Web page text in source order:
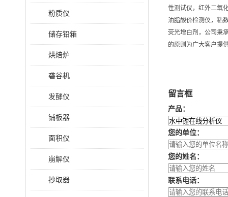
粉质仪
储存铅箱
烘焙炉
砻谷机
发酵仪
铺板器
面积仪
崩解仪
抄取器
性测试仪，红外二氧
油脂酸价检测仪，粘
荧光增白剂，公司秉
的原则为广大客户提
留言框
产品：
您的单位：
您的姓名：
联系电话：